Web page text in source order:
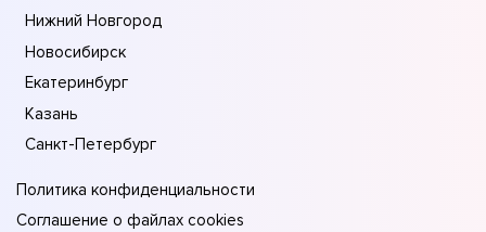
Нижний Новгород
Новосибирск
Екатеринбург
Казань
Санкт-Петербург
Политика конфиденциальности
Соглашение о файлах cookies